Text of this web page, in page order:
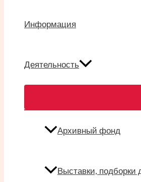
Информация
Деятельность
Архивный фонд
Выставки, подборки